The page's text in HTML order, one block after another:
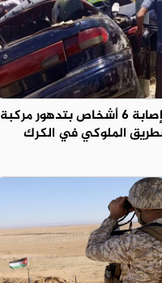
وفاة وإصابة 6 أشخاص بتدهور مركبة
الملوكي في الكرك